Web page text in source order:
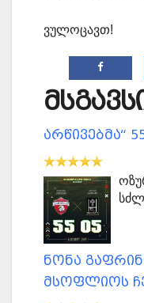
ვულოცავთ!
არწივებმა“
ნონა
მსოფლიოს